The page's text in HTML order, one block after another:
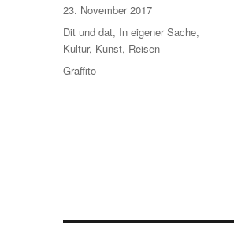
Veröffentlicht
am
23. November 2017
Kategorien
Dit und dat, In eigener Sache,
Kultur, Kunst, Reisen
Schlagwörter
Graffito